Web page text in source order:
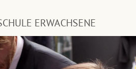
ERWACHSENE